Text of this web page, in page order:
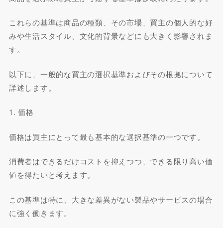
これらの基準は商品の種類、その市場、買主の個人的な好
みや生活スタイル、文化的背景などにも大きく影響されま
す。
以下に、一般的な買主の選択基準およびその根拠について
詳述します。
1. 価格
価格は買主にとって最も基本的な選択基準の一つです。
消費者はできるだけコストを抑えつつ、できる限り高い価
値を得たいと考えます。
この基準は特に、大きな差異がない製品やサービスの場合
に強く働きます。